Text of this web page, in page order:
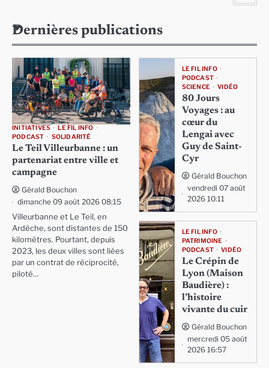
Dernières publications
INITIATIVES
LE FIL INFO
PODCAST
SOLIDARITÉ
Le Teil Villeurbanne : un
partenariat entre ville et
campagne
Gérald Bouchon
dimanche 09 août 2026 08:15
Villeurbanne et Le Teil, en
Ardèche, sont distantes de 150
kilomètres. Pourtant, depuis
2023, les deux villes sont liées
par un contrat de réciprocité,
piloté…
LE FIL INFO
PODCAST
SCIENCE
VIDÉO
80 Jours
Voyages : au
cœur du
Lengai avec
Guy de Saint-
Cyr
Gérald Bouchon
vendredi 07 août
2026 10:11
LE FIL INFO
PATRIMOINE
PODCAST
VIDÉO
Le Crépin de
Lyon (Maison
Baudière) :
l’histoire
vivante du cuir
Gérald Bouchon
mercredi 05 août
2026 16:57